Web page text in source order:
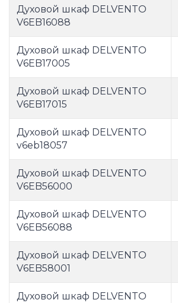
Духовой шкаф DELVENTO
V6EB16088
Духовой шкаф DELVENTO
V6EB17005
Духовой шкаф DELVENTO
V6EB17015
Духовой шкаф DELVENTO
v6eb18057
Духовой шкаф DELVENTO
V6EB56000
Духовой шкаф DELVENTO
V6EB56088
Духовой шкаф DELVENTO
V6EB58001
Духовой шкаф DELVENTO